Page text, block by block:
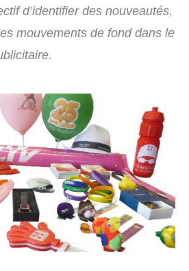
d’identifier des nouveautés,
mouvements de fond dans le